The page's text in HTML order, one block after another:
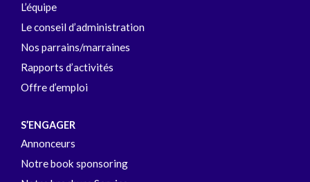
L’équipe
Le conseil d’administration
Nos parrains/marraines
Rapports d’activités
Offre d’emploi
S’ENGAGER
Annonceurs
Notre book sponsoring